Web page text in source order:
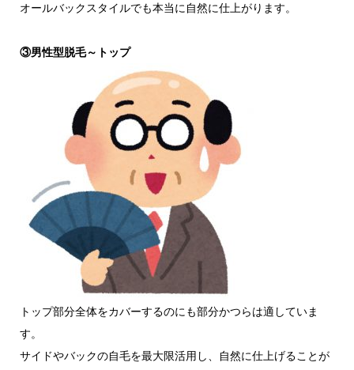
オールバックスタイルでも本当に自然に仕上がります。
③男性型脱毛～トップ
トップ部分全体をカバーするのにも部分かつらは適していま
す。
サイドやバックの自毛を最大限活用し、自然に仕上げることが